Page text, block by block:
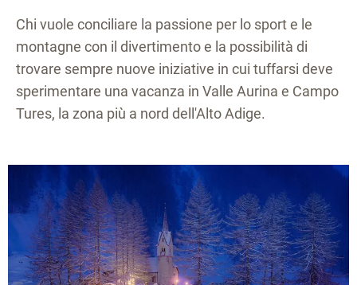
Chi vuole conciliare la passione per lo sport e le
montagne con il divertimento e la possibilità di
trovare sempre nuove iniziative in cui tuffarsi deve
sperimentare una vacanza in Valle Aurina e Campo
Tures, la zona più a nord dell'Alto Adige.